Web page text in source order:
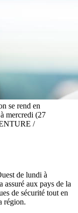
se rend en
mercredi (27
/
de lundi à
aux pays de la
de sécurité tout en
région.